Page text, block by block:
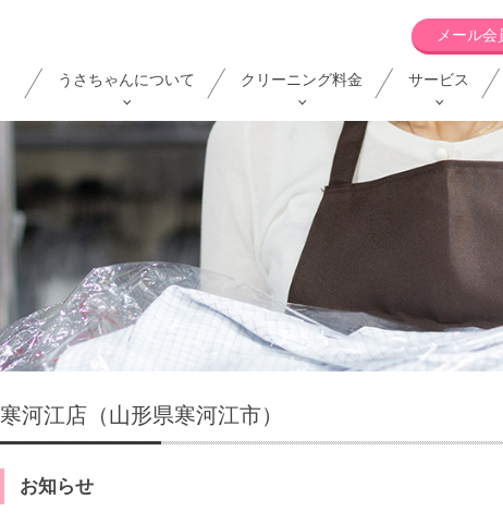
メール
うさちゃんについて クリーニング料金 サービス
寒河江店（山形県寒河江市）
お知らせ